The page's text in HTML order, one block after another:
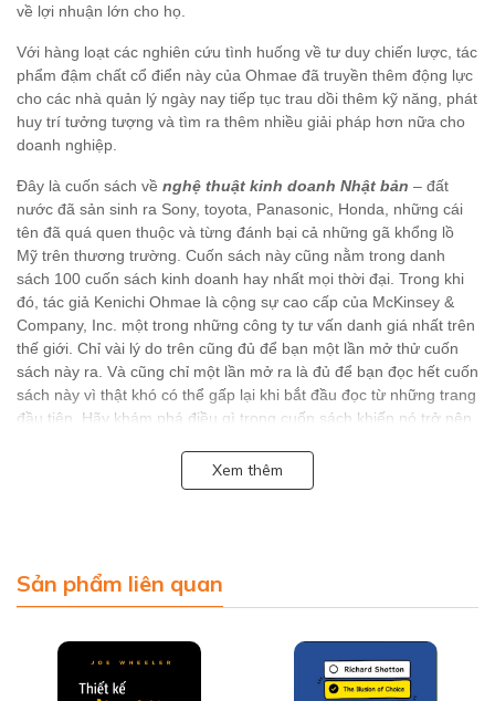
về lợi nhuận lớn cho họ.
Với hàng loạt các nghiên cứu tình huống về tư duy chiến lược, tác
phẩm đậm chất cổ điển này của Ohmae đã truyền thêm động lực
cho các nhà quản lý ngày nay tiếp tục trau dồi thêm kỹ năng, phát
huy trí tưởng tượng và tìm ra thêm nhiều giải pháp hơn nữa cho
doanh nghiệp.
Đây là cuốn sách về nghệ thuật kinh doanh Nhật bản – đất
nước đã sản sinh ra Sony, toyota, Panasonic, Honda, những cái
tên đã quá quen thuộc và từng đánh bại cả những gã khổng lồ
Mỹ trên thương trường. Cuốn sách này cũng nằm trong danh
sách 100 cuốn sách kinh doanh hay nhất mọi thời đại. Trong khi
đó, tác giả Kenichi Ohmae là cộng sự cao cấp của McKinsey &
Company, Inc. một trong những công ty tư vấn danh giá nhất trên
thế giới. Chỉ vài lý do trên cũng đủ để bạn một lần mở thử cuốn
sách này ra. Và cũng chỉ một lần mở ra là đủ để bạn đọc hết cuốn
sách này vì thật khó có thể gấp lại khi bắt đầu đọc từ những trang
đầu tiên. Hãy khám phá điều gì trong cuốn sách khiến nó trở nên
Alpha Books trân trọng giới thiệu!
Xem thêm
Sản phẩm liên quan